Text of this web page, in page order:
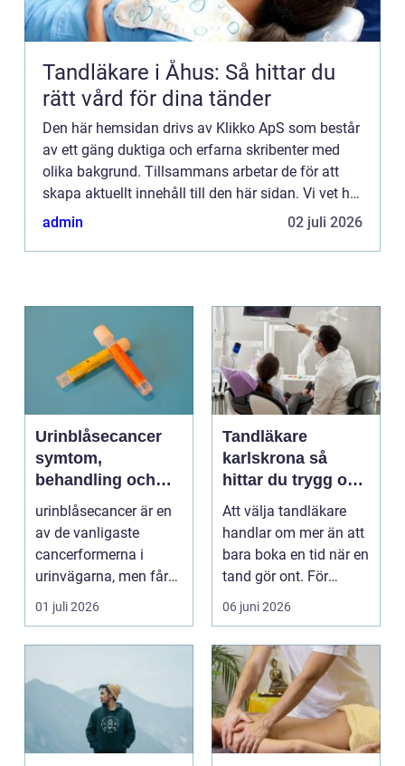
Tandläkare i Åhus: Så hittar du
rätt vård för dina tänder
Den här hemsidan drivs av Klikko ApS som består
av ett gäng duktiga och erfarna skribenter med
olika bakgrund. Tillsammans arbetar de för att
skapa aktuellt innehåll till den här sidan. Vi vet hur
utmanande det är att läsa och genomgå en
admin 02 juli 2026
Urinblåsecancer
symtom,
behandling och
vägen vidare
urinblåsecancer är en
av de vanligaste
cancerformerna i
urinvägarna, men får
ofta mindre
uppmärksamh...
01 juli 2026
Tandläkare
karlskrona så
hittar du trygg och
långsiktig
tandvård
Att välja tandläkare
handlar om mer än att
bara boka en tid när en
tand gör ont. För
många är tandvå...
06 juni 2026